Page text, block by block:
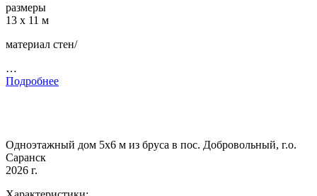
размеры
13 х 11 м
материал стен/
…
Подробнее
Одноэтажный дом 5х6 м из бруса в пос. Добровольный, г.о.
Саранск
2026 г.